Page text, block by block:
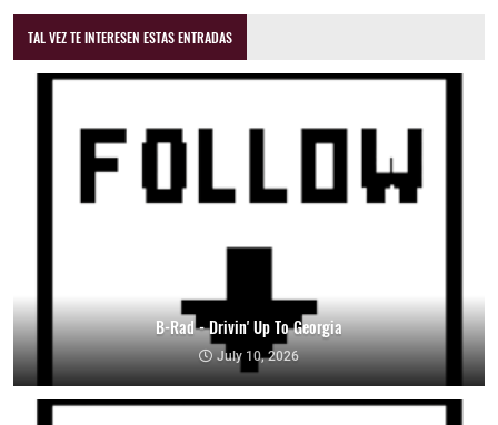
TAL VEZ TE INTERESEN ESTAS ENTRADAS
B-Rad - Drivin' Up To Georgia
July 10, 2026